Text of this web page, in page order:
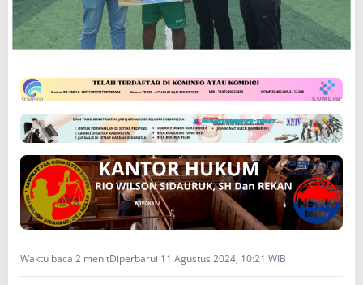
o
n
l
1
e
n
j
u
a
r
a
i
r
o
Waktu baca 2 menitDiperbarui 11 Agustus 2024, 10:21 WIB